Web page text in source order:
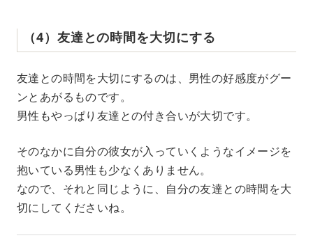
（4）友達との時間を大切にする
友達との時間を大切にするのは、男性の好感度がグー
ンとあがるものです。
男性もやっぱり友達との付き合いが大切です。
そのなかに自分の彼女が入っていくようなイメージを
抱いている男性も少なくありません。
なので、それと同じように、自分の友達との時間を大
切にしてくださいね。